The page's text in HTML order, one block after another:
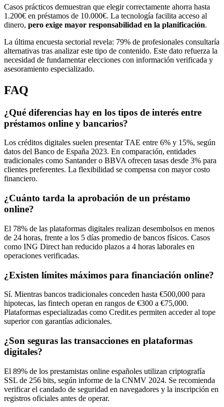
Casos prácticos demuestran que elegir correctamente ahorra hasta
1.200€ en préstamos de 10.000€. La tecnología facilita acceso al
dinero, pero exige mayor responsabilidad en la planificación.
La última encuesta sectorial revela: 79% de profesionales consultaría
alternativas tras analizar este tipo de contenido. Este dato refuerza la
necesidad de fundamentar elecciones con información verificada y
asesoramiento especializado.
FAQ
¿Qué diferencias hay en los tipos de interés entre
préstamos online y bancarios?
Los créditos digitales suelen presentar TAE entre 6% y 15%, según
datos del Banco de España 2023. En comparación, entidades
tradicionales como Santander o BBVA ofrecen tasas desde 3% para
clientes preferentes. La flexibilidad se compensa con mayor costo
financiero.
¿Cuánto tarda la aprobación de un préstamo
online?
El 78% de las plataformas digitales realizan desembolsos en menos
de 24 horas, frente a los 5 días promedio de bancos físicos. Casos
como ING Direct han reducido plazos a 4 horas laborales en
operaciones verificadas.
¿Existen límites máximos para financiación online?
Sí. Mientras bancos tradicionales conceden hasta €500,000 para
hipotecas, las fintech operan en rangos de €300 a €75,000.
Plataformas especializadas como Credit.es permiten acceder al tope
superior con garantías adicionales.
¿Son seguras las transacciones en plataformas
digitales?
El 89% de los prestamistas online españoles utilizan criptografía
SSL de 256 bits, según informe de la CNMV 2024. Se recomienda
verificar el candado de seguridad en navegadores y la inscripción en
registros oficiales antes de operar.